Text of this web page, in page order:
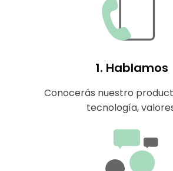
1. Hablamos
Conocerás nuestro
tecnología,